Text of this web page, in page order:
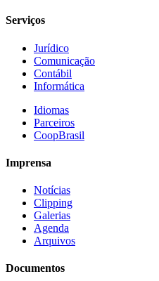
Serviços
Jurídico
Comunicação
Contábil
Informática
Idiomas
Parceiros
CoopBrasil
Imprensa
Notícias
Clipping
Galerias
Agenda
Arquivos
Documentos